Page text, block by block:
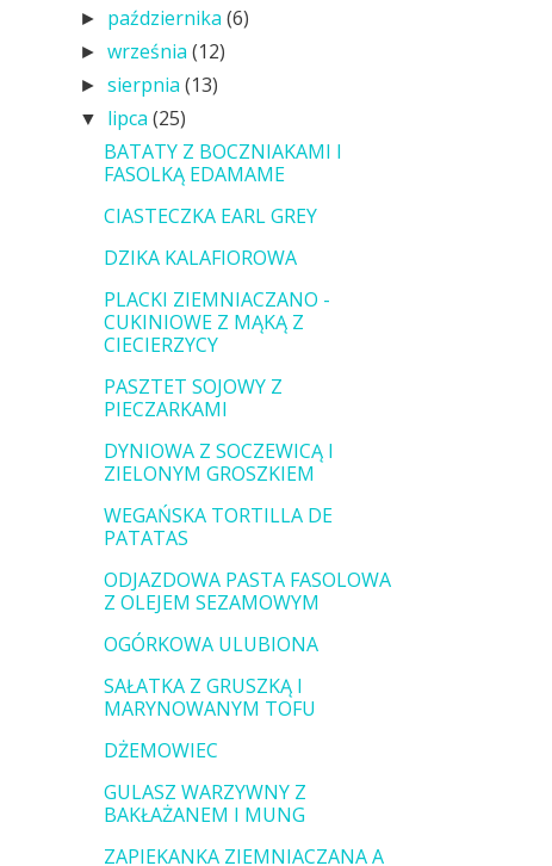
► października(6)
►września(12)
►sierpnia(13)
▼ lipca(25)
BATATY Z BOCZNIAKAMI I
FASOLKĄ EDAMAME
CIASTECZKA EARL GREY
DZIKA KALAFIOROWA
PLACKI ZIEMNIACZANO -
CUKINIOWE Z MĄKĄ Z
CIECIERZYCY
PASZTET SOJOWY Z
PIECZARKAMI
DYNIOWA Z SOCZEWICĄ I
ZIELONYM GROSZKIEM
WEGAŃSKA TORTILLA DE
PATATAS
ODJAZDOWA PASTA FASOLOWA
Z OLEJEM SEZAMOWYM
OGÓRKOWA ULUBIONA
SAŁATKA Z GRUSZKĄ I
MARYNOWANYM TOFU
DŻEMOWIEC
GULASZ WARZYWNY Z
BAKŁAŻANEM I MUNG
ZAPIEKANKA ZIEMNIACZANA A